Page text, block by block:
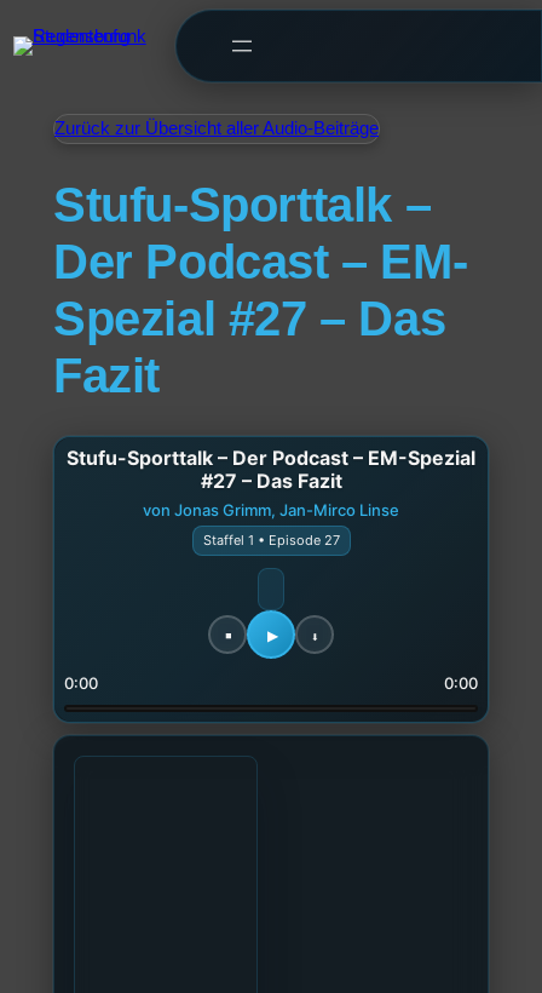
Zurück zur Übersicht aller Audio-Beiträge
Stufu-Sporttalk –
Der Podcast – EM-
Spezial #27 – Das
Fazit
Stufu-Sporttalk – Der Podcast – EM-Spezial
#27 – Das Fazit
von Jonas Grimm, Jan-Mirco Linse
Staffel 1 • Episode 27
0:00 0:00